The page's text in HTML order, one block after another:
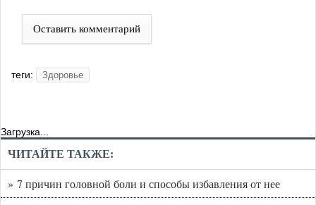
Оставить комментарий
теги: Здоровье
Загрузка...
ЧИТАЙТЕ ТАКЖЕ:
» 7 причин головной боли и способы избавления от нее